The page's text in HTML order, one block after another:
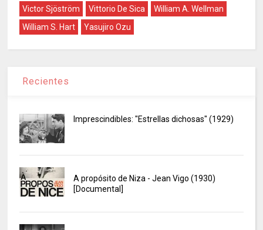
Victor Sjöström
Vittorio De Sica
William A. Wellman
William S. Hart
Yasujiro Ozu
Recientes
Imprescindibles: "Estrellas dichosas" (1929)
A propósito de Niza - Jean Vigo (1930)
[Documental]